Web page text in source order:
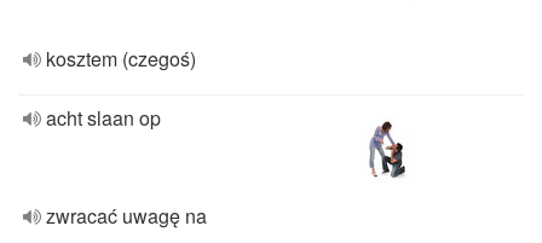
kosztem (czegoś)
acht slaan op
zwracać uwagę na